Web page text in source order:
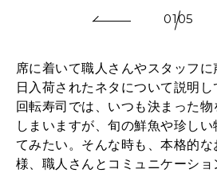
0105
席に着いて職人さんやスタッフ
日入荷されたネタについて説明し
回転寿司では、いつも決まった
しまいますが、旬の鮮魚や珍し
てみたい。そんな時も、本格的な
様、職人さんとコミュニケーショ